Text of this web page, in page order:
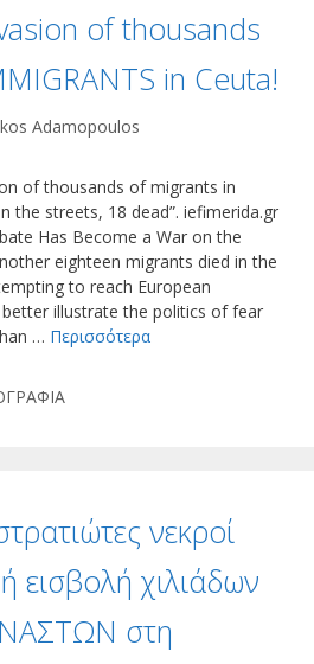
of thousands
in Ceuta!
Adamopoulos
of thousands of migrants in
the streets, 18 dead”. iefimerida.gr
Has Become a War on the
eighteen migrants died in the
to reach European
illustrate the politics of fear
… Περισσότερα
νεκροί
εισβολή χιλιάδων
στη